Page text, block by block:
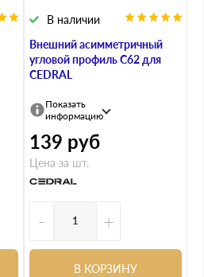
Внешний асимметричный
угловой профиль С62 для
CEDRAL
В наличии
Показать
информацию
139 руб
Цена за шт.
- +
В КОРЗИНУ